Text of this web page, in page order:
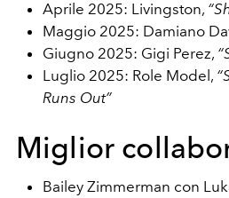
Aprile 2025: Livingston,
Maggio 2025: Damiano
Giugno 2025: Gigi Perez,
Luglio 2025: Role Model,
Runs Out”
Miglior
Bailey Zimmerman con